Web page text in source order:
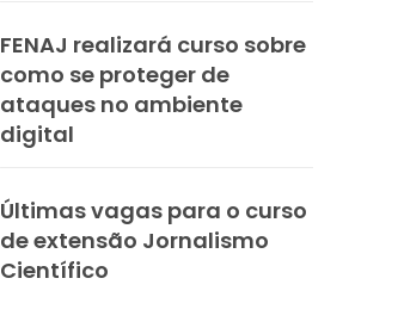
FENAJ realizará curso sobre
como se proteger de
ataques no ambiente
digital
Últimas vagas para o curso
de extensão Jornalismo
Científico